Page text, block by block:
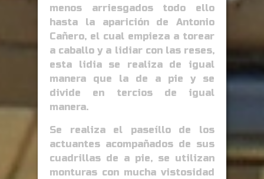
menos arriesgados todo ello
hasta la aparición de Antonio
Cañero, el cual empieza a torear
a caballo y a lidiar con las reses,
esta lidia se realiza de igual
manera que la de a pie y se
divide en tercios de igual
manera.
Se realiza el paseíllo de los
actuantes acompañados de sus
cuadrillas de a pie, se utilizan
monturas con mucha vistosidad